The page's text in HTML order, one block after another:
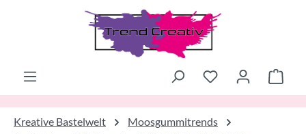
Zum Hauptinhalt springen
Kreative Bastelwelt
Moosgummitrends